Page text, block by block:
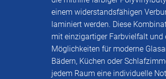
einem widerstandsfähigen
laminiert werden. Diese
mit einzigartiger Farbvielfalt und
Möglichkeiten für moderne
Bädern, Küchen oder
jedem Raum eine individuelle